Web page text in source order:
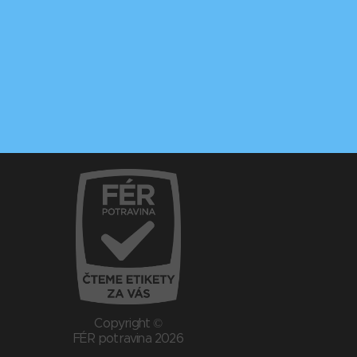
Copyright ©
FÉR potravina 2026